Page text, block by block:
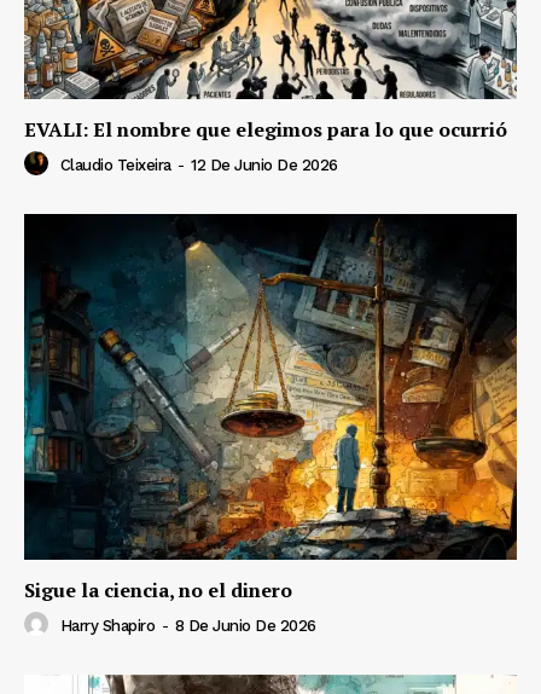
EVALI: El nombre que elegimos para lo que ocurrió
Claudio Teixeira - 12 De Junio De 2026
Sigue la ciencia, no el dinero
Harry Shapiro - 8 De Junio De 2026